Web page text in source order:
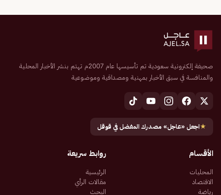
صحيفة إلكترونية سعودية تم تأسيسها عام 2007م تهتم بنشر الأخبار المحلية
والمنافسة في سبق الأخبار بمهنية ومصداقية وموضوعية
★اجعل «عاجل» مصدرك المفضل في قوقل
الأقسام
المحليات
الاقتصاد
رياضة
روابط سريعة
الرئيسية
مقالات الرأي
البحث